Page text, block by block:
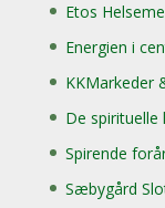
Etos
Energien i
KKMarkeder
De spirituelle
Spirende
Sæbygård